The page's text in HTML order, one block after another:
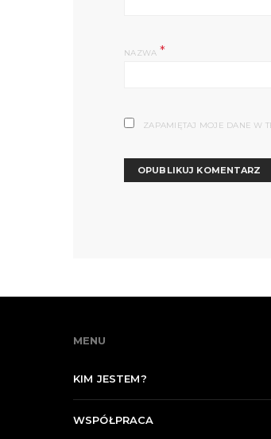
NAZWA *
ZAPAMIĘTAJ MOJE DANE W
MENU
KIM JESTEM?
WSPÓŁPRACA